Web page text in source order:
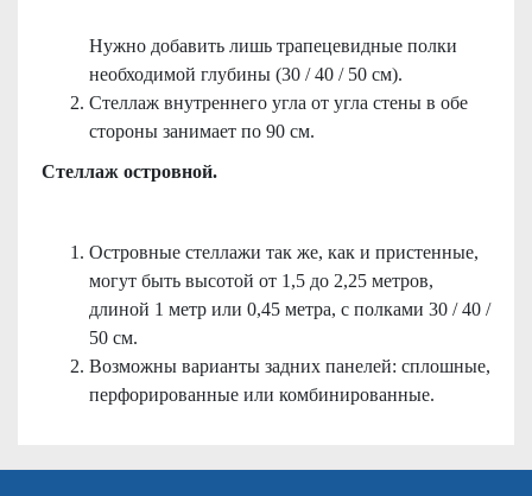
Нужно добавить лишь трапецевидные полки
необходимой глубины (30 / 40 / 50 см).
Стеллаж внутреннего угла от угла стены в обе
стороны занимает по 90 см.
Стеллаж островной.
Островные стеллажи так же, как и пристенные,
могут быть высотой от 1,5 до 2,25 метров,
длиной 1 метр или 0,45 метра, с полками 30 / 40 /
50 см.
Возможны варианты задних панелей: сплошные,
перфорированные или комбинированные.